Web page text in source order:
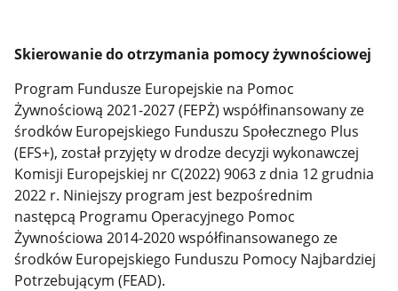
Skierowanie do otrzymania pomocy żywnościowej
Program Fundusze Europejskie na Pomoc
Żywnościową 2021-2027 (FEPŻ) współfinansowany ze
środków Europejskiego Funduszu Społecznego Plus
(EFS+), został przyjęty w drodze decyzji wykonawczej
Komisji Europejskiej nr C(2022) 9063 z dnia 12 grudnia
2022 r. Niniejszy program jest bezpośrednim
następcą Programu Operacyjnego Pomoc
Żywnościowa 2014-2020 współfinansowanego ze
środków Europejskiego Funduszu Pomocy Najbardziej
Potrzebującym (FEAD).